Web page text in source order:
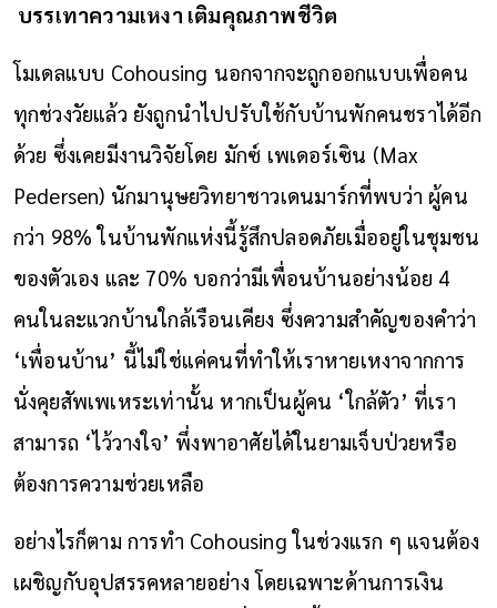
บรรเทาความเหงา เติมคุณภาพชีวิต
โมเดลแบบ Cohousing นอกจากจะถูกออกแบบเพื่อคน
ทุกช่วงวัยแล้ว ยังถูกนำไปปรับใช้กับบ้านพักคนชราได้อีก
ด้วย ซึ่งเคยมีงานวิจัยโดย มักซ์ เพเดอร์เซิน (Max
Pedersen) นักมานุษยวิทยาชาวเดนมาร์กที่พบว่า ผู้คน
กว่า 98% ในบ้านพักแห่งนี้รู้สึกปลอดภัยเมื่ออยู่ในชุมชน
ของตัวเอง และ 70% บอกว่ามีเพื่อนบ้านอย่างน้อย 4
คนในละแวกบ้านใกล้เรือนเคียง ซึ่งความสำคัญของคำว่า
‘เพื่อนบ้าน’ นี้ไม่ใช่แค่คนที่ทำให้เราหายเหงาจากการ
นั่งคุยสัพเพเหระเท่านั้น หากเป็นผู้คน ‘ใกล้ตัว’ ที่เรา
สามารถ ‘ไว้วางใจ’ พึ่งพาอาศัยได้ในยามเจ็บป่วยหรือ
ต้องการความช่วยเหลือ
อย่างไรก็ตาม การทำ Cohousing ในช่วงแรก ๆ แจนต้อง
เผชิญกับอุปสรรคหลายอย่าง โดยเฉพาะด้านการเงิน